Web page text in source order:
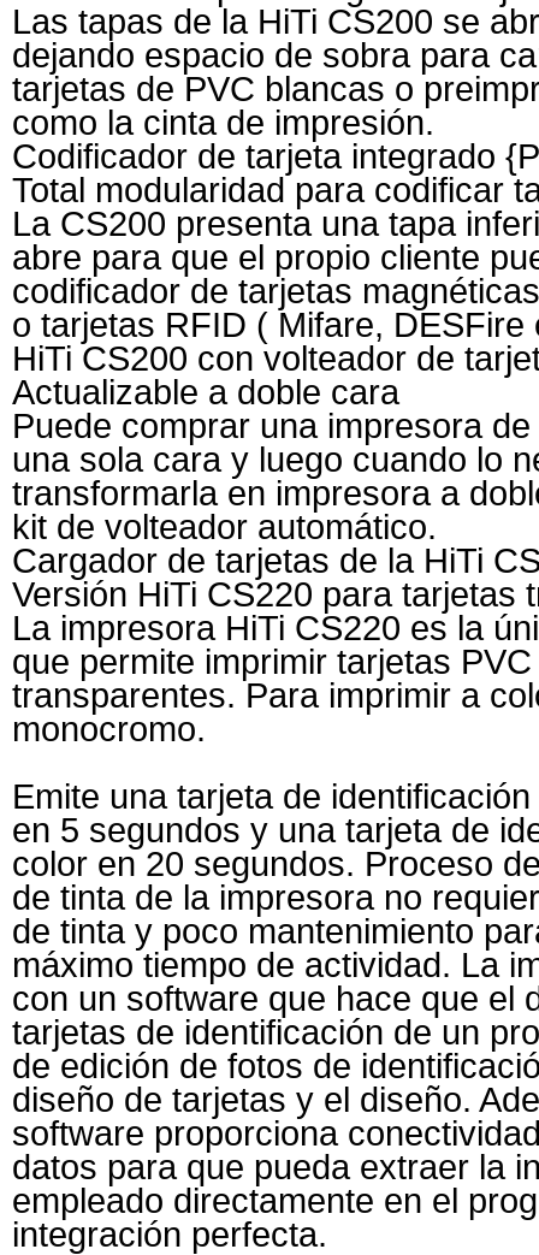
Las tapas de la HiTi CS200 se
dejando espacio de sobra para
tarjetas de PVC blancas o
como la cinta de impresión.
Codificador de tarjeta integrado
Total modularidad para codificar
La CS200 presenta una tapa
abre para que el propio cliente
codificador de tarjetas
o tarjetas RFID ( Mifare, DESFire
HiTi CS200 con volteador de
Actualizable a doble cara
Puede comprar una impresora
una sola cara y luego cuando lo
transformarla en impresora a
kit de volteador automático.
Cargador de tarjetas de la HiTi
Versión HiTi CS220 para tarjetas
La impresora HiTi CS220 es la
que permite imprimir tarjetas PVC
transparentes. Para imprimir a
monocromo.
Emite una tarjeta de
en 5 segundos y una tarjeta de
color en 20 segundos. Proceso
de tinta de la impresora no
de tinta y poco mantenimiento
máximo tiempo de actividad. La
con un software que hace que el
tarjetas de identificación de un
de edición de fotos de
diseño de tarjetas y el diseño.
software proporciona
datos para que pueda extraer la
empleado directamente en el
integración perfecta.